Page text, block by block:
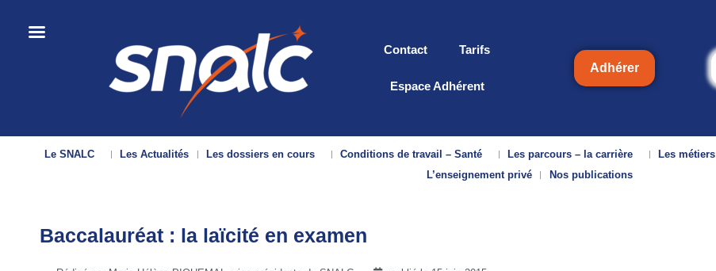
Contact Tarifs
Espace Adhérent
Adhérer
Le SNALC Les Actualités Les dossiers en cours Conditions de travail – Santé Les parcours – la carrière Les métiers
L’enseignement privé
Nos publications
Baccalauréat : la laïcité en examen